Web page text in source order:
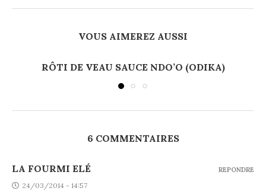
VOUS AIMEREZ AUSSI
RÔTI DE VEAU SAUCE NDO’O (ODIKA)
6 COMMENTAIRES
LA FOURMI ELÉ
24/03/2014 - 14:57
REPONDRE